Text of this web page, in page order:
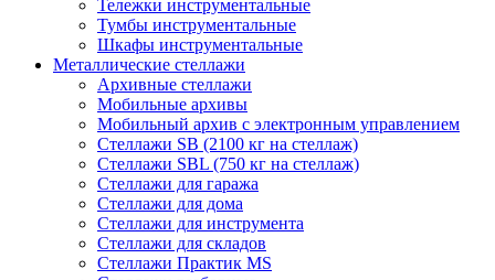
Тележки инструментальные
Тумбы инструментальные
Шкафы инструментальные
Металлические стеллажи
Архивные стеллажи
Мобильные архивы
Мобильный архив с электронным управлением
Стеллажи SB (2100 кг на стеллаж)
Стеллажи SBL (750 кг на стеллаж)
Стеллажи для гаража
Стеллажи для дома
Стеллажи для инструмента
Стеллажи для складов
Стеллажи Практик MS